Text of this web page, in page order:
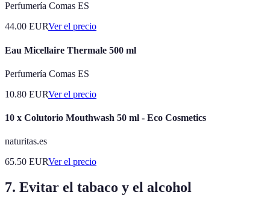
Perfumería Comas ES
44.00 EURVer el precio
Eau Micellaire Thermale 500 ml
Perfumería Comas ES
10.80 EURVer el precio
10 x Colutorio Mouthwash 50 ml - Eco Cosmetics
naturitas.es
65.50 EURVer el precio
7. Evitar el tabaco y el alcohol